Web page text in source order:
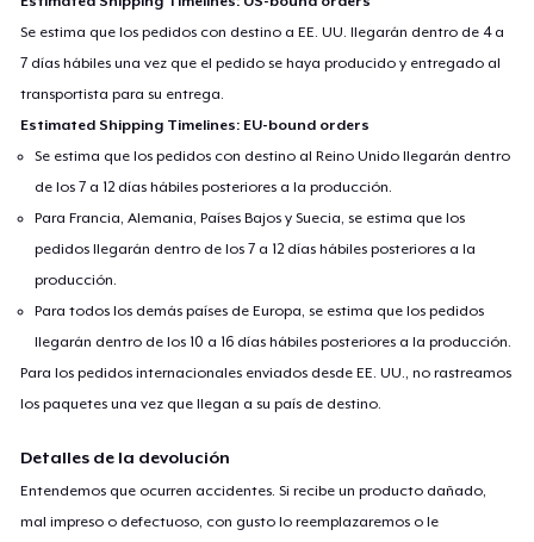
Se estima que los pedidos con destino a EE. UU. llegarán dentro de 4 a
7 días hábiles una vez que el pedido se haya producido y entregado al
transportista para su entrega.
Estimated Shipping Timelines: EU-bound orders
Se estima que los pedidos con destino al Reino Unido llegarán dentro
de los 7 a 12 días hábiles posteriores a la producción.
Para Francia, Alemania, Países Bajos y Suecia, se estima que los
pedidos llegarán dentro de los 7 a 12 días hábiles posteriores a la
producción.
Para todos los demás países de Europa, se estima que los pedidos
llegarán dentro de los 10 a 16 días hábiles posteriores a la producción.
Para los pedidos internacionales enviados desde EE. UU., no rastreamos
los paquetes una vez que llegan a su país de destino.
Detalles de la devolución
Entendemos que ocurren accidentes. Si recibe un producto dañado,
mal impreso o defectuoso, con gusto lo reemplazaremos o le